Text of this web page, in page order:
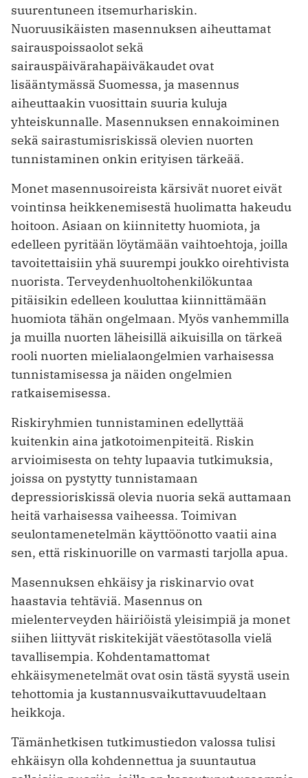
suurentuneen itsemurhariskin.
Nuoruusikäisten masennuksen aiheuttamat
sairauspoissaolot sekä
sairauspäivärahapäiväkaudet ovat
lisääntymässä Suomessa, ja masennus
aiheuttaakin vuosittain suuria kuluja
yhteiskunnalle. Masennuksen ennakoiminen
sekä sairastumisriskissä olevien nuorten
tunnistaminen onkin erityisen tärkeää.
Monet masennusoireista kärsivät nuoret eivät
vointinsa heikkenemisestä huolimatta hakeudu
hoitoon. Asiaan on kiinnitetty huomiota, ja
edelleen pyritään löytämään vaihtoehtoja, joilla
tavoitettaisiin yhä suurempi joukko oirehtivista
nuorista. Terveydenhuoltohenkilökuntaa
pitäisikin edelleen kouluttaa kiinnittämään
huomiota tähän ongelmaan. Myös vanhemmilla
ja muilla nuorten läheisillä aikuisilla on tärkeä
rooli nuorten mielialaongelmien varhaisessa
tunnistamisessa ja näiden ongelmien
ratkaisemisessa.
Riskiryhmien tunnistaminen edellyttää
kuitenkin aina jatkotoimenpiteitä. Riskin
arvioimisesta on tehty lupaavia tutkimuksia,
joissa on pystytty tunnistamaan
depressioriskissä olevia nuoria sekä auttamaan
heitä varhaisessa vaiheessa. Toimivan
seulontamenetelmän käyttöönotto vaatii aina
sen, että riskinuorille on varmasti tarjolla apua.
Masennuksen ehkäisy ja riskinarvio ovat
haastavia tehtäviä. Masennus on
mielenterveyden häiriöistä yleisimpiä ja monet
siihen liittyvät riskitekijät väestötasolla vielä
tavallisempia. Kohdentamattomat
ehkäisymenetelmät ovat osin tästä syystä usein
tehottomia ja kustannusvaikuttavuudeltaan
heikkoja.
Tämänhetkisen tutkimustiedon valossa tulisi
ehkäisyn olla kohdennettua ja suuntautua